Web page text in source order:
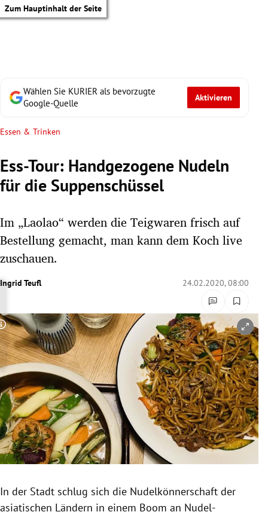
Zum Hauptinhalt der Seite
Untermenü
Untermenü
Untermenü
Untermenü
Untermenü
Untermenü
Untermenü
Wählen Sie KURIER als bevorzugte
Google-Quelle
Aktivieren
Essen & Trinken
Ess-Tour: Handgezogene Nudeln
für die Suppenschüssel
Im „Laolao“ werden die Teigwaren frisch auf
Bestellung gemacht, man kann dem Koch live
zuschauen.
Ingrid Teufl 24.02.2020, 08:00
Copyright-Hinweis öffnen/schließen
In der Stadt schlug sich die Nudelkönnerschaft der
asiatischen Ländern in einem Boom an Nudel-